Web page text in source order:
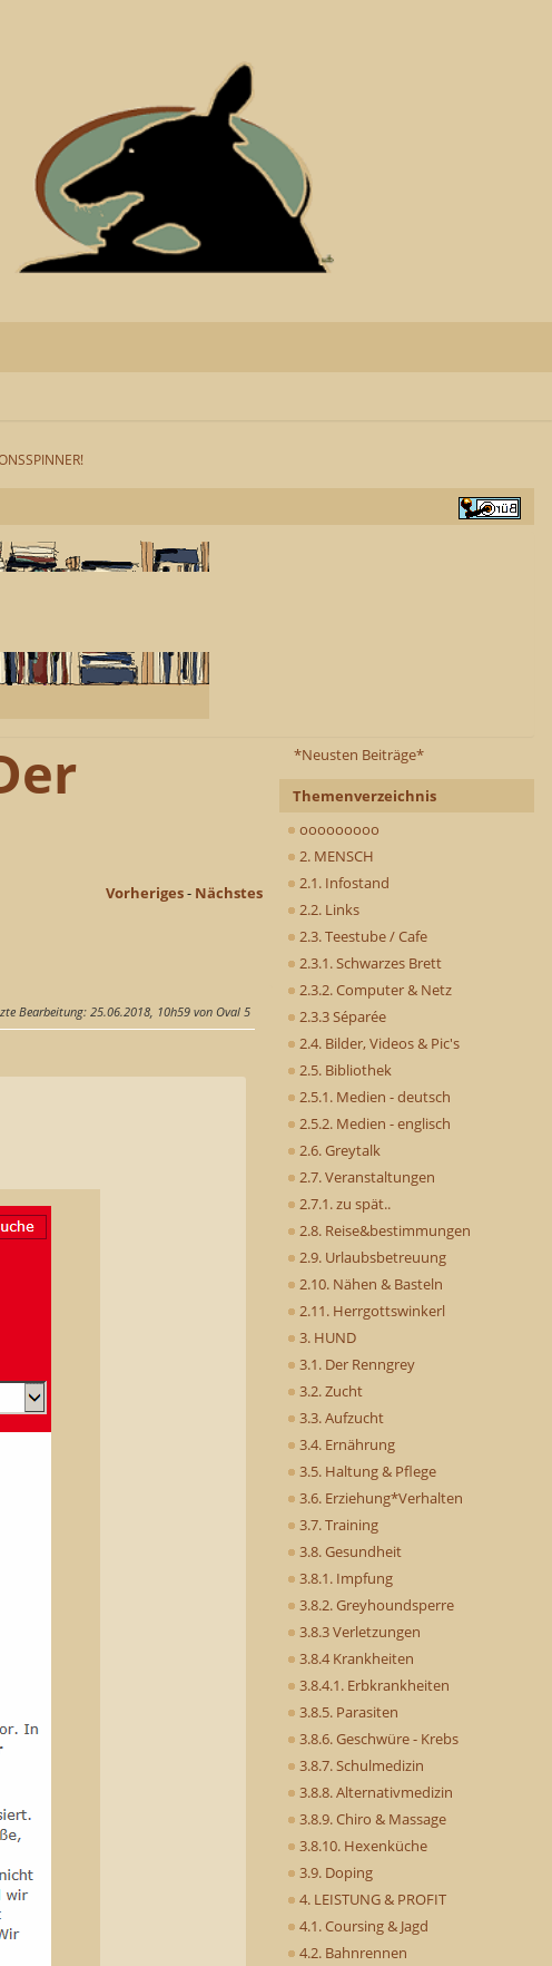
*Neusten Beiträge*
Themenverzeichnis
ooooooooo
2. MENSCH
2.1. Infostand
2.2. Links
2.3. Teestube / Cafe
2.3.1. Schwarzes Brett
2.3.2. Computer & Netz
2.3.3 Séparée
2.4. Bilder, Videos & Pic's
2.5. Bibliothek
2.5.1. Medien - deutsch
2.5.2. Medien - englisch
2.6. Greytalk
2.7. Veranstaltungen
2.7.1. zu spät..
2.8. Reise&bestimmungen
2.9. Urlaubsbetreuung
2.10. Nähen & Basteln
2.11. Herrgottswinkerl
3. HUND
3.1. Der Renngrey
3.2. Zucht
3.3. Aufzucht
3.4. Ernährung
3.5. Haltung & Pflege
3.6. Erziehung*Verhalten
3.7. Training
3.8. Gesundheit
3.8.1. Impfung
3.8.2. Greyhoundsperre
3.8.3 Verletzungen
3.8.4 Krankheiten
3.8.4.1. Erbkrankheiten
3.8.5. Parasiten
3.8.6. Geschwüre - Krebs
3.8.7. Schulmedizin
3.8.8. Alternativmedizin
3.8.9. Chiro & Massage
3.8.10. Hexenküche
3.9. Doping
4. LEISTUNG & PROFIT
4.1. Coursing & Jagd
4.2. Bahnrennen
Vorheriges- Nächstes
Bearbeitung: 25.06.2018, 10h59 von Oval 5